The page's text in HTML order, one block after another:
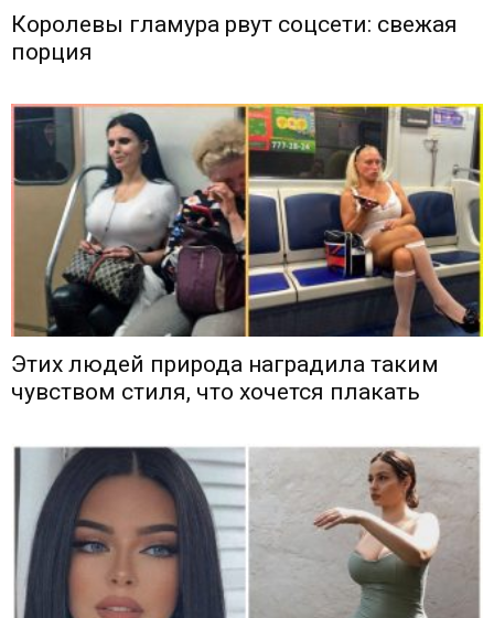
Королевы гламура рвут соцсети: свежая
порция
Этих людей природа наградила таким
чувством стиля, что хочется плакать